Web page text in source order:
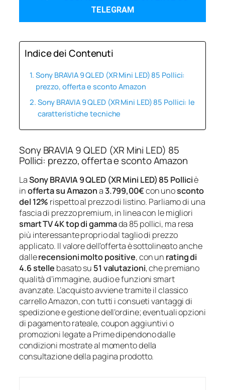
TELEGRAM
Indice dei Contenuti
Sony BRAVIA 9 QLED (XR Mini LED) 85 Pollici:
prezzo, offerta e sconto Amazon
Sony BRAVIA 9 QLED (XR Mini LED) 85 Pollici: le
caratteristiche tecniche
Sony BRAVIA 9 QLED (XR Mini LED) 85
Pollici: prezzo, offerta e sconto Amazon
LaSony BRAVIA 9 QLED (XR Mini LED) 85 Polliciè
inofferta su Amazona3.799,00€con unosconto
del 12% rispetto al prezzo di listino. Parliamo di una
fascia di prezzo premium, in linea con le migliori
smart TV 4K top di gammada 85 pollici, ma resa
più interessante proprio dal taglio di prezzo
applicato. Il valore dell’offerta è sottolineato anche
dallerecensioni molto positive, con un rating di
4.6 stelle basato su 51 valutazioni, che premiano
qualità d’immagine, audio e funzioni smart
avanzate. L’acquisto avviene tramite il classico
carrello Amazon, con tutti i consueti vantaggi di
spedizione e gestione dell’ordine; eventuali opzioni
di pagamento rateale, coupon aggiuntivi o
promozioni legate a Prime dipendono dalle
condizioni mostrate al momento della
consultazione della pagina prodotto.